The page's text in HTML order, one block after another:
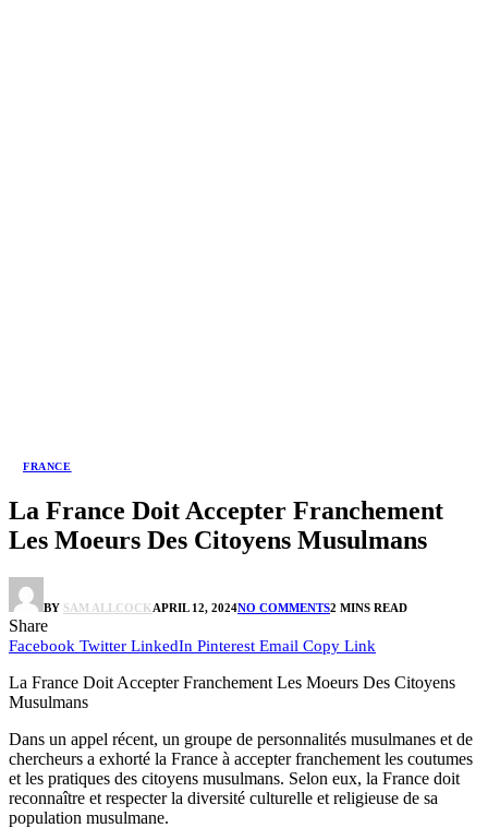
FRANCE
La France Doit Accepter Franchement
Les Moeurs Des Citoyens Musulmans
BY SAM ALLCOCK APRIL 12, 2024NO COMMENTS2 MINS READ
Share
Facebook Twitter LinkedIn Pinterest Email Copy Link
La France Doit Accepter Franchement Les Moeurs Des Citoyens
Musulmans
Dans un appel récent, un groupe de personnalités musulmanes et de
chercheurs a exhorté la France à accepter franchement les coutumes
et les pratiques des citoyens musulmans. Selon eux, la France doit
reconnaître et respecter la diversité culturelle et religieuse de sa
population musulmane.